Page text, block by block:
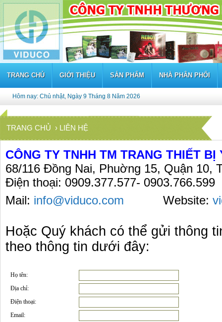
TRANG CHỦ GIỚI THIỆU SẢN PHẨM NHÀ PHÂN PHỐI
Hôm nay: Chủ nhật, Ngày 9 Tháng 8 Năm 2026
TRANG CHỦ › LIÊN HỆ
CÔNG TY TNHH TM TRANG THIẾT
68/116 Đồng Nai, Phuờng 15, Quận 10,
Điện thoại: 0909.377.577- 0903.766.599
Mail: info@viduco.com Website:
Hoặc Quý khách có thể gửi thông
theo thông tin dưới đây:
Họ tên:
Địa chỉ:
Điện thoại:
Email: